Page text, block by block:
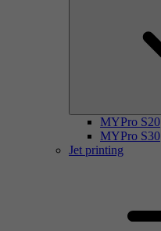
MYPro S20
MYPro S30
Jet printing